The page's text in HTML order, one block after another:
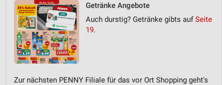
Getränke Angebote
Auch durstig? Getränke gibts aufSeite
19.
Zur nächsten PENNY Filiale für das vor Ort Shopping geht's